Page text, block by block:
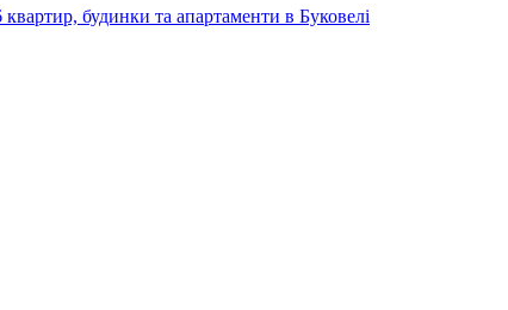
будинки та апартаменти в Буковелі